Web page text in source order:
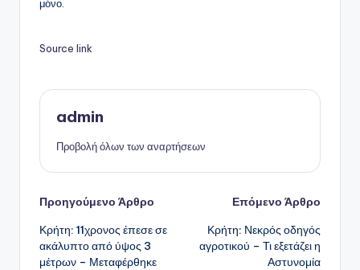
μόνο.
Source link
admin
Προβολή όλων των αναρτήσεων
Πλοήγηση
δημοσιεύσεων
Προηγούμενο Άρθρο
Κρήτη: 11χρονος έπεσε σε
ακάλυπτο από ύψος 3
μέτρων – Μεταφέρθηκε
Επόμενο Άρθρο
Κρήτη: Νεκρός οδηγός
αγροτικού – Τι εξετάζει η
Αστυνομία